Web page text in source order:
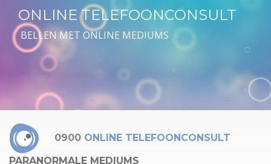
ONLINE TELEFOONCONSULT
BELLEN MET ONLINE MEDIUMS
0900 ONLINE TELEFOONCONSULT
PARANORMALE MEDIUMS